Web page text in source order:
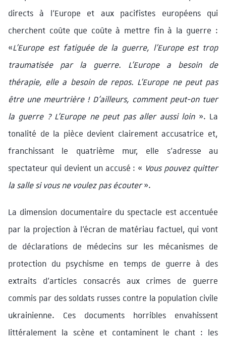
directs à l’Europe et aux pacifistes européens qui
cherchent coûte que coûte à mettre fin à la guerre :
«L’Europe est fatiguée de la guerre, l’Europe est trop
traumatisée par la guerre. L’Europe a besoin de
thérapie, elle a besoin de repos. L’Europe ne peut pas
être une meurtrière ! D’ailleurs, comment peut-on tuer
la guerre ? L’Europe ne peut pas aller aussi loin». La
tonalité de la pièce devient clairement accusatrice et,
franchissant le quatrième mur, elle s’adresse au
spectateur qui devient un accusé : « Vous pouvez quitter
la salle si vous ne voulez pas écouter».
La dimension documentaire du spectacle est accentuée
par la projection à l’écran de matériau factuel, qui vont
de déclarations de médecins sur les mécanismes de
protection du psychisme en temps de guerre à des
extraits d’articles consacrés aux crimes de guerre
commis par des soldats russes contre la population civile
ukrainienne. Ces documents horribles envahissent
littéralement la scène et contaminent le chant : les